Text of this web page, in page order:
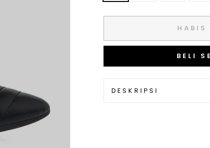
HABIS
BELI
DESKRIPSI